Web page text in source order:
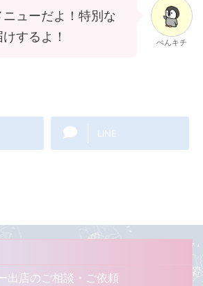
ューだよ！特別な
するよ！
ぺんキチ
LINE
出店のご相談・ご依頼